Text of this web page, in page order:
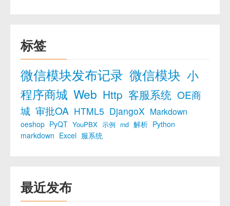
标签
微信模块发布记录 微信模块 小
程序商城 Web Http 客服系统 OE商
城 审批OA HTML5 DjangoX Markdown
oeshop PyQT YouPBX 示例 md 解析 Python
markdown Excel 服系统
最近发布